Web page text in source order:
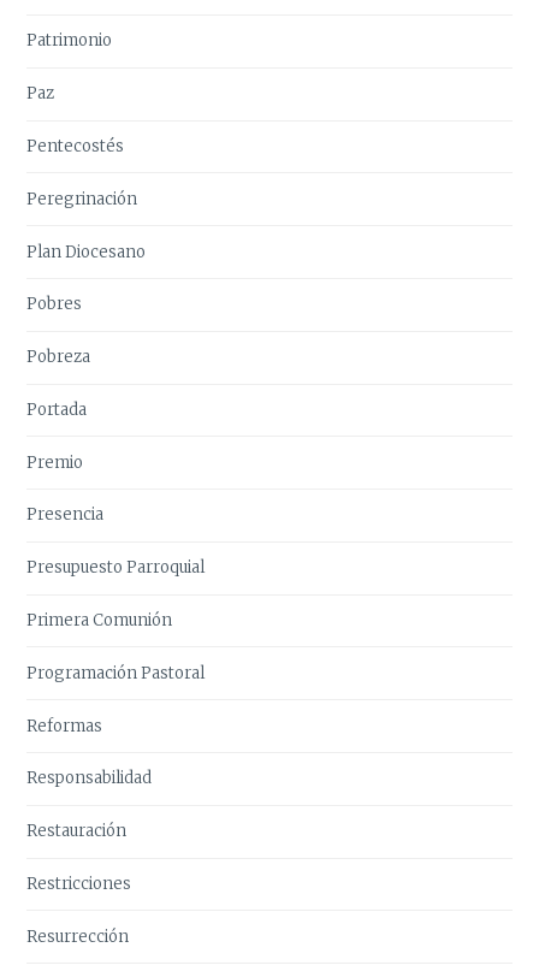
Patrimonio
Paz
Pentecostés
Peregrinación
Plan Diocesano
Pobres
Pobreza
Portada
Premio
Presencia
Presupuesto Parroquial
Primera Comunión
Programación Pastoral
Reformas
Responsabilidad
Restauración
Restricciones
Resurrección